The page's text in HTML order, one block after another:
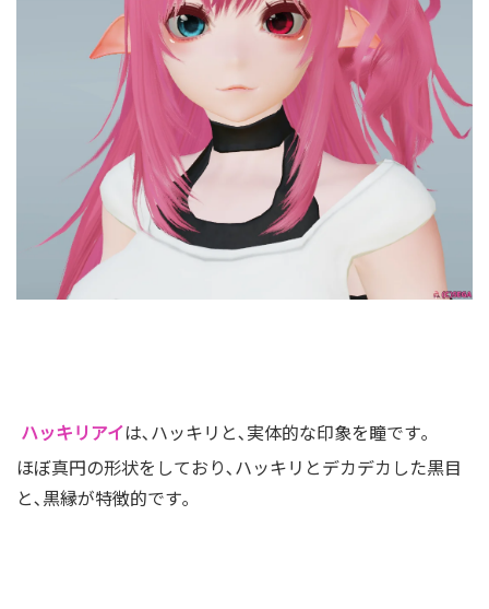
ハッキリアイは､ハッキリと､実体的な印象を瞳です｡
ほぼ真円の形状をしており､ハッキリとデカデカした黒目
と､黒縁が特徴的です｡